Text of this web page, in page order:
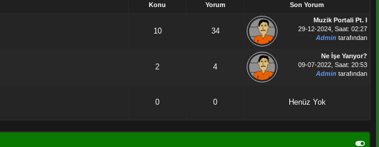
Konu Yorum Son Yorum
10 34
Muzik Portali Pt. I
29-12-2024, Saat: 02:27
Admin tarafından
2 4
Ne İşe Yarıyor?
09-07-2022, Saat: 20:53
Admin tarafından
0 0 Henüz Yok